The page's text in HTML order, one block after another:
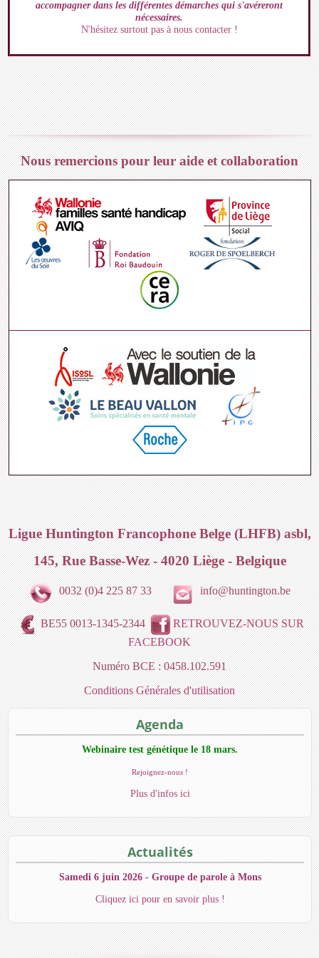
accompagner dans les différentes démarches qui s'avéreront
nécessaires.
N'hésitez surtout pas à nous contacter !
Nous remercions pour leur aide et collaboration
Ligue Huntington Francophone Belge (LHFB) asbl,
145, Rue Basse-Wez - 4020 Liège - Belgique
0032 (0)4 225 87 33 info@huntington.be
BE55 0013-1345-2344
RETROUVEZ-NOUS SUR
FACEBOOK
Numéro BCE : 0458.102.591
Conditions Générales d'utilisation
Agenda
Webinaire test génétique le 18 mars.
Rejoignez-nous !
Plus d'infos ici
Actualités
Samedi 6 juin 2026 - Groupe de parole à Mons
Cliquez ici pour en savoir plus !